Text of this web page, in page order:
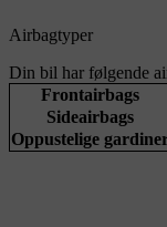
Airbagtyper
Din bil har følgende
Frontairbags
Sideairbags
Oppustelige